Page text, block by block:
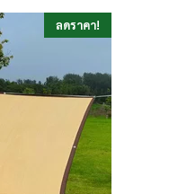
ลดราคา!